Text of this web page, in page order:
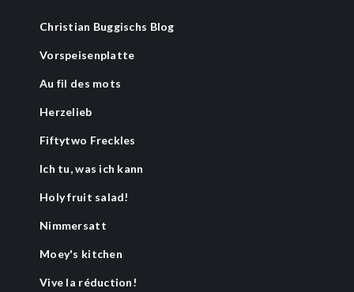
Christian Buggischs Blog
Vorspeisenplatte
Au fil des mots
Herzelieb
Fiftytwo Freckles
Ich tu, was ich kann
Holy fruit salad!
Nimmersatt
Moey's kitchen
Vive la réduction!